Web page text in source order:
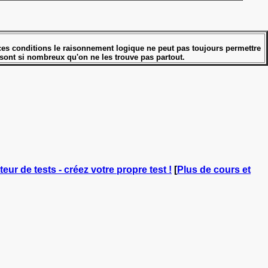
conditions le raisonnement logique ne peut pas toujours permettre
si nombreux qu'on ne les trouve pas partout.
de tests - créez votre propre test ! [Plus de cours et